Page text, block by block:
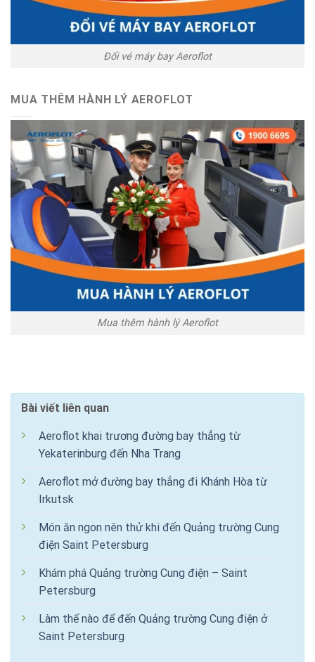
Đổi vé máy bay Aeroflot
MUA THÊM HÀNH LÝ AEROFLOT
Mua thêm hành lý Aeroflot
Bài viết liên quan
Aeroflot khai trương đường bay thẳng từ
Yekaterinburg đến Nha Trang
Aeroflot mở đường bay thẳng đi Khánh Hòa từ
Irkutsk
Món ăn ngon nên thử khi đến Quảng trường Cung
điện Saint Petersburg
Khám phá Quảng trường Cung điện – Saint
Petersburg
Làm thế nào để đến Quảng trường Cung điện ở
Saint Petersburg